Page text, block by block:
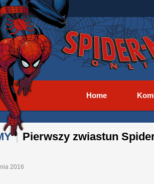
Home
| Pierwszy zwiastun
2016